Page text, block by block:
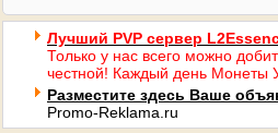
Лучший PVP сервер
Только у нас всего можно
честной! Каждый день Монеты
Разместите здесь Ваше
Promo-Reklama.ru